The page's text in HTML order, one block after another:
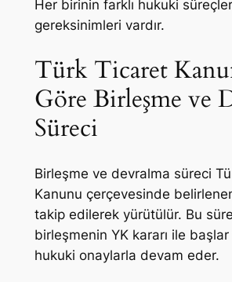
Her birinin farklı hukuki
gereksinimleri vardır.
Türk Ticaret
Göre Birleşme ve
Süreci
Birleşme ve devralma süreci
Kanunu çerçevesinde
takip edilerek yürütülür. Bu
birleşmenin YK kararı ile
hukuki onaylarla devam eder.